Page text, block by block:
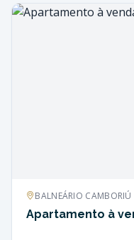
BALNEÁRIO CAMBORIÚ
Apartamento à